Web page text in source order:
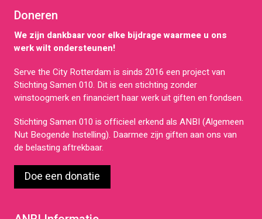
Doneren
We zijn dankbaar voor elke bijdrage waarmee u ons
werk wilt ondersteunen!
Serve the City Rotterdam is sinds 2016 een project van
Stichting Samen 010. Dit is een stichting zonder
winstoogmerk en financiert haar werk uit giften en fondsen.
Stichting Samen 010 is officieel erkend als ANBI (Algemeen
Nut Beogende Instelling). Daarmee zijn giften aan ons van
de belasting aftrekbaar.
Doe een donatie